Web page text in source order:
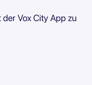
der Vox City App zu